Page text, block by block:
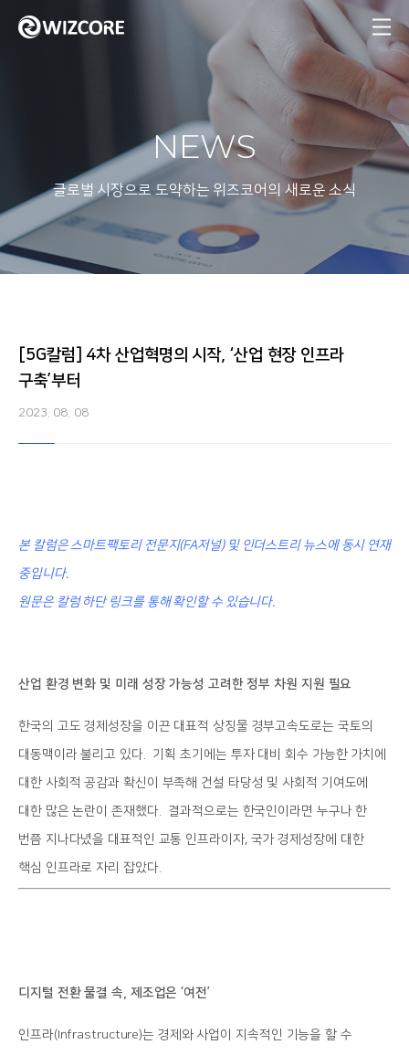
NEWS
글로벌 시장으로 도약하는 위즈코어의 새로운 소식
[5G칼럼] 4차 산업혁명의 시작, ‘산업 현장 인프라
구축’부터
2023. 08. 08
본 칼럼은스마트팩토리 전문지(FA저널) 및 인더스트리 뉴스에 동시 연재
중입니다.
원문은 칼럼 하단 링크를 통해 확인할 수 있습니다.
산업 환경 변화 및 미래 성장 가능성 고려한 정부 차원 지원 필요
한국의 고도 경제성장을 이끈 대표적 상징물 경부고속도로는 국토의
대동맥이라 불리고 있다. 기획 초기에는 투자 대비 회수 가능한 가치에
대한 사회적 공감과 확신이 부족해 건설 타당성 및 사회적 기여도에
대한 많은 논란이 존재했다. 결과적으로는 한국인이라면 누구나 한
번쯤 지나다녔을 대표적인 교통 인프라이자, 국가 경제성장에 대한
핵심 인프라로 자리 잡았다.
디지털 전환 물결 속, 제조업은 ‘여전’
인프라(Infrastructure)는 경제와 사업이 지속적인 기능을 할 수